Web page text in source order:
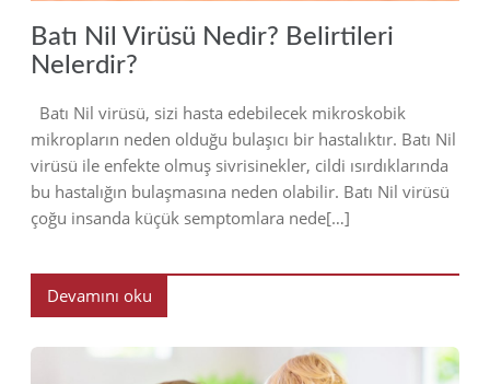
Batı Nil Virüsü Nedir? Belirtileri
Nelerdir?
Batı Nil virüsü, sizi hasta edebilecek mikroskobik
mikropların neden olduğu bulaşıcı bir hastalıktır. Batı Nil
virüsü ile enfekte olmuş sivrisinekler, cildi ısırdıklarında
bu hastalığın bulaşmasına neden olabilir. Batı Nil virüsü
çoğu insanda küçük semptomlara nede[…]
Devamını oku